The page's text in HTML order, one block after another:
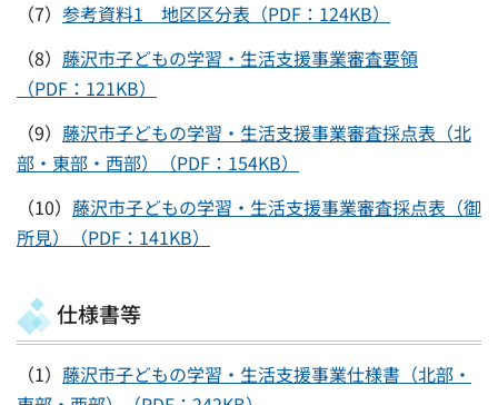
（7） 参考資料1 地区区分表（PDF：124KB）
（8） 藤沢市子どもの学習・生活支援事業審査要領
（PDF：121KB）
（9） 藤沢市子どもの学習・生活支援事業審査採点表（北
部・東部・西部）（PDF：154KB）
（10） 藤沢市子どもの学習・生活支援事業審査採点表（御
所見）（PDF：141KB）
仕様書等
（1） 藤沢市子どもの学習・生活支援事業仕様書（北部・